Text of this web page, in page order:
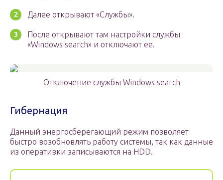
Далее открывают «Службы».
После открывают там настройки службы
«Windows search» и отключают ее.
Отключение службы Windows search
Гибернация
Данный энергосберегающий режим позволяет
быстро возобновлять работу системы, так как данные
из оперативки записываются на HDD.